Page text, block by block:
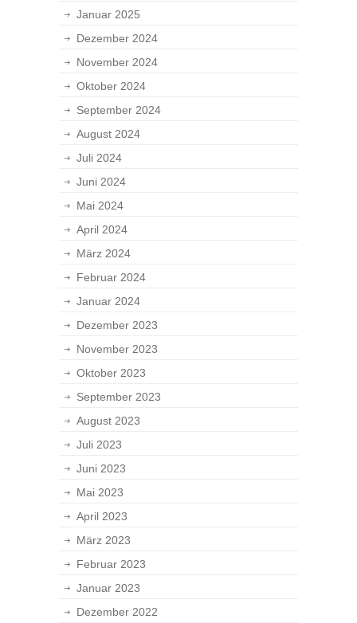
Januar 2025
Dezember 2024
November 2024
Oktober 2024
September 2024
August 2024
Juli 2024
Juni 2024
Mai 2024
April 2024
März 2024
Februar 2024
Januar 2024
Dezember 2023
November 2023
Oktober 2023
September 2023
August 2023
Juli 2023
Juni 2023
Mai 2023
April 2023
März 2023
Februar 2023
Januar 2023
Dezember 2022